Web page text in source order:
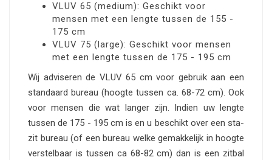
VLUV 65 (medium): Geschikt voor
mensen met een lengte tussen de 155 -
175 cm
VLUV 75 (large): Geschikt voor mensen
met een lengte tussen de 175 - 195 cm
Wij adviseren de VLUV 65 cm voor gebruik aan een
standaard bureau (hoogte tussen ca. 68-72 cm). Ook
voor mensen die wat langer zijn. Indien uw lengte
tussen de 175 - 195 cm is en u beschikt over een sta-
zit bureau (of een bureau welke gemakkelijk in hoogte
verstelbaar is tussen ca 68-82 cm) dan is een zitbal